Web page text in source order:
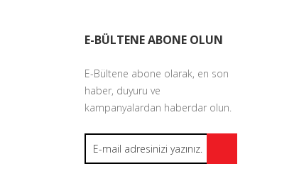
E-BÜLTENE ABONE OLUN
E-Bültene abone olarak, en son
haber, duyuru ve
kampanyalardan haberdar olun.